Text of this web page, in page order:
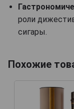
роли
сигары.
Похожие